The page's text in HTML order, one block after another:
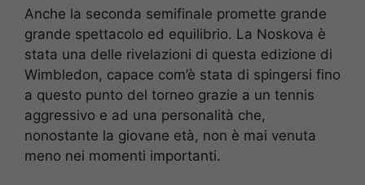
Anche la seconda semifinale promette grande
grande spettacolo ed equilibrio. La Noskova è
stata una delle rivelazioni di questa edizione di
Wimbledon, capace com’è stata di spingersi fino
a questo punto del torneo grazie a un tennis
aggressivo e ad una personalità che,
nonostante la giovane età, non è mai venuta
meno nei momenti importanti.